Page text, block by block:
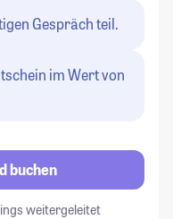
Gespräch teil.
im Wert von
buchen
weitergeleitet